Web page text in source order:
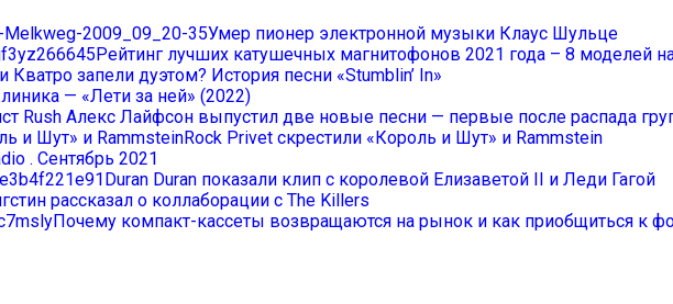
Умер пионер электронной музыки Клаус Шульце
Рейтинг лучших катушечных магнитофонов 2021 года – 8 моделей
запели дуэтом? История песни «Stumblin’ In»
— «Лети за ней» (2022)
Rush Алекс Лайфсон выпустил две новые песни — первые после распада
Rock Privet скрестили «Король и Шут» и Rammstein
. Сентябрь 2021
Duran Duran показали клип с королевой Елизаветой II и Леди Гагой
рассказал о коллаборации с The Killers
Почему компакт-кассеты возвращаются на рынок и как приобщиться к